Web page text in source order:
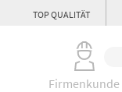
TOP QUALITÄT
Firmenkunde